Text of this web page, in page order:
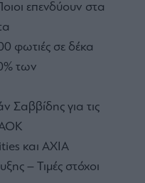
επενδύουν στα
φωτιές σε δέκα
των
Σαββίδης για τις
και AXIA
– Τιμές στόχοι